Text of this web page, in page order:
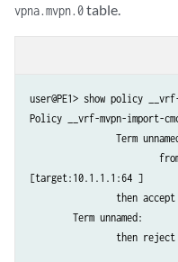
vpna.mvpn.0table.
user@PE1> show policy
Policy __vrf-mvpn-import-
[target:10.1.1.1:64 ]